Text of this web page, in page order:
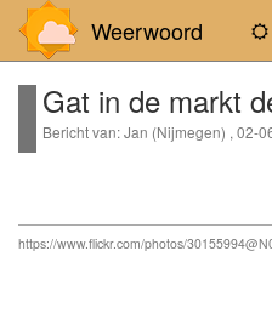
Weerwoord
Gat in de markt
Bericht van: Jan (Nijmegen) , 02-
https://www.flickr.com/photos/